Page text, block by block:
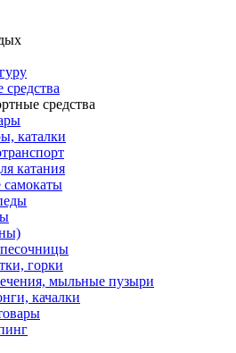
средства
каталки
катания
самокаты
горки
мыльные пузыри
качалки